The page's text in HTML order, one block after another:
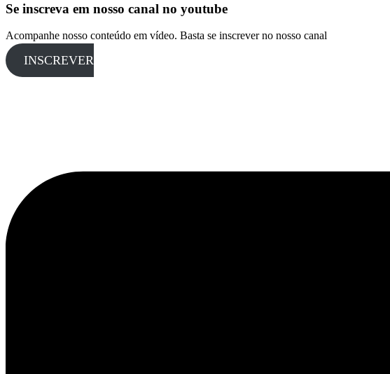
Se inscreva em nosso canal no youtube
Acompanhe nosso conteúdo em vídeo. Basta se inscrever no nosso canal
INSCREVER